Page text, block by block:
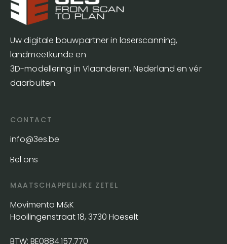
Uw digitale bouwpartner in laserscanning,
landmeetkunde en
3D-modellering in Vlaanderen, Nederland en vér
daarbuiten.
CONTACT
info@3es.be
Bel ons
MAATSCHAPPELIJKE ZETEL
Movimento M&K
Hooilingenstraat 18, 3730 Hoeselt
BTW: BE0884.157.770